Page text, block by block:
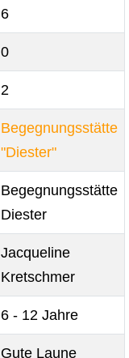
6
0
2
Begegnungsstätte
"Diester"
Begegnungsstätte
Diester
Jacqueline
Kretschmer
6 - 12 Jahre
Gute Laune